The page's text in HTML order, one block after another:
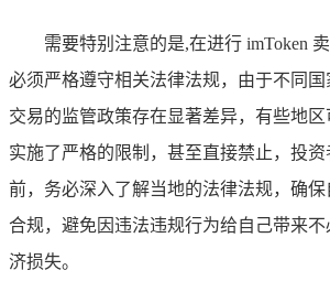
需要特别注意的是,在进行 imToken
必须严格遵守相关法律法规，由于不同
交易的监管政策存在显著差异，有些地
实施了严格的限制，甚至直接禁止，投
前，务必深入了解当地的法律法规，确
合规，避免因违法违规行为给自己带来
济损失。